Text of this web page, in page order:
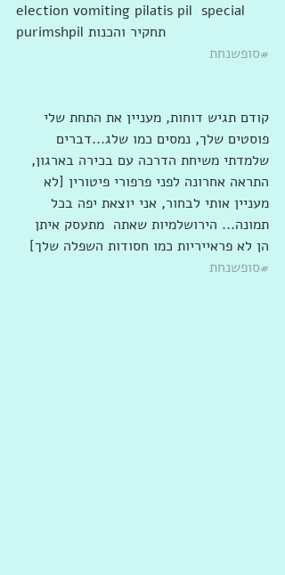
election vomiting pilatis pil  special
purimshpil תחקיר והכנות
#סופשנחת
קודם תגיש דוחות, מעניין את התחת שלי
פוסטים שלך, נמסים כמו שלג...דברים
שלמדתי משיחת הדרכה עם בכירה בארגון,
התראה אחרונה לפני פרפורי פיטורין [לא
מעניין אותי לבחור, אני יוצאת יפה בכל
תמונה... הירושלמיות שאתה  מתעסק איתן
הן לא פראייריות כמו חסודות השפלה שלך]
#סופשנחת